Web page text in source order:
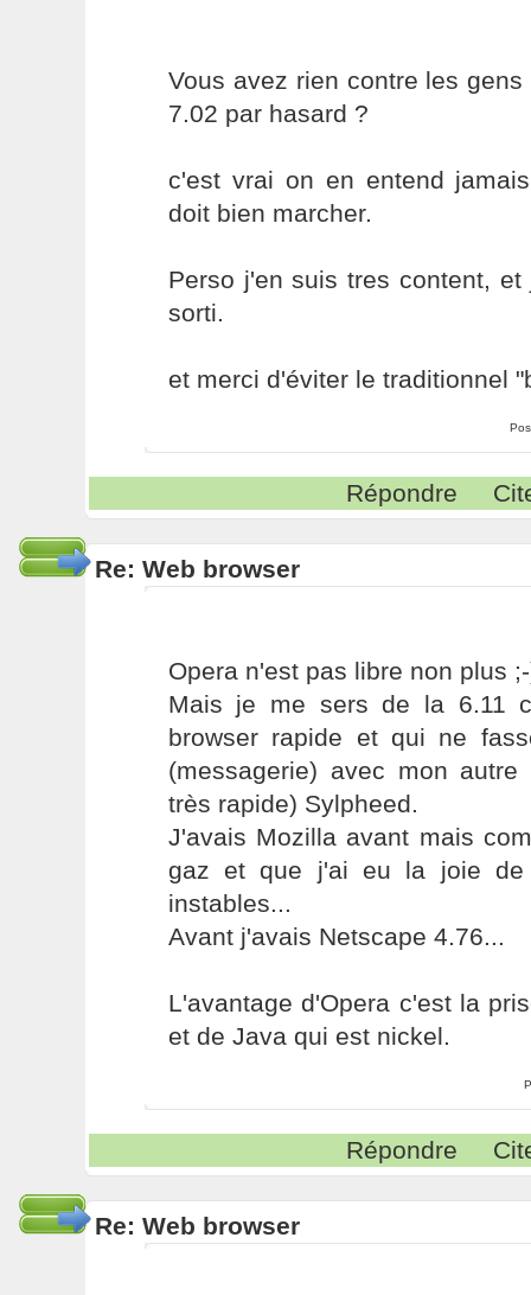
Vous avez rien contre les
7.02 par hasard ?
c'est vrai on en entend
doit bien marcher.
Perso j'en suis tres content,
sorti.
et merci d'éviter le traditionnel
Répondre
Re: Web browser
Opera n'est pas libre non plus
Mais je me sers de la 6.11
browser rapide et qui ne
(messagerie) avec mon
très rapide) Sylpheed.
J'avais Mozilla avant mais
gaz et que j'ai eu la joie de
instables...
Avant j'avais Netscape 4.76...
L'avantage d'Opera c'est la
et de Java qui est nickel.
Répondre
Re: Web browser